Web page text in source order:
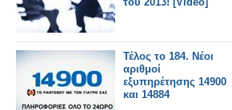
Τέλος το 184. Νέοι
αριθμοί
εξυπηρέτησης 14900
και 14884